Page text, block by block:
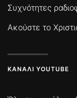
Συχνότητες
Ακούστε το
ΚΑΝΆΛΙ YOUTUBE